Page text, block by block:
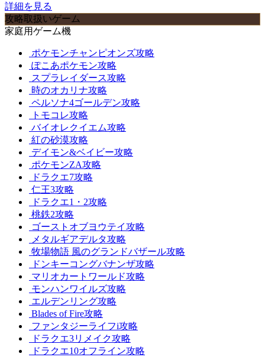
詳細を見る
攻略取扱いゲーム
家庭用ゲーム機
ポケモンチャンピオンズ攻略
ぽこあポケモン攻略
スプラレイダース攻略
時のオカリナ攻略
ペルソナ4ゴールデン攻略
トモコレ攻略
バイオレクイエム攻略
紅の砂漠攻略
デイモン&ベイビー攻略
ポケモンZA攻略
ドラクエ7攻略
仁王3攻略
ドラクエ1・2攻略
桃鉄2攻略
ゴーストオブヨウテイ攻略
メタルギアデルタ攻略
牧場物語 風のグランドバザール攻略
ドンキーコングバナンザ攻略
マリオカートワールド攻略
モンハンワイルズ攻略
エルデンリング攻略
Blades of Fire攻略
ファンタジーライフi攻略
ドラクエ3リメイク攻略
ドラクエ10オフライン攻略